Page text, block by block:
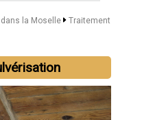
la Moselle
Traitement